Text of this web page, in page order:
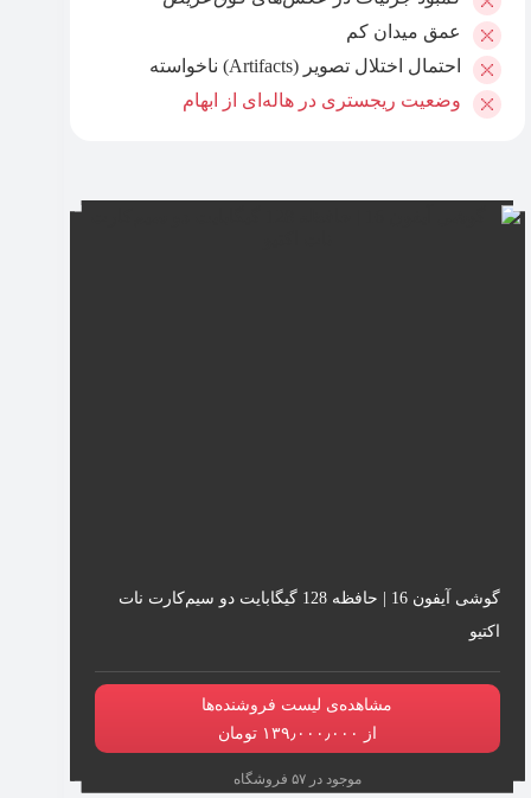
عمق میدان کم
احتمال اختلال تصویر (Artifacts) ناخواسته
وضعیت ریجستری در هاله‌ای از ابهام
گوشی آیفون 16 | حافظه 128 گیگابایت دو سیم‌کارت نات
اکتیو
مشاهده‌ی لیست فروشنده‌ها
از ۱۳۹٫۰۰۰٫۰۰۰ تومان
موجود در ۵۷ فروشگاه